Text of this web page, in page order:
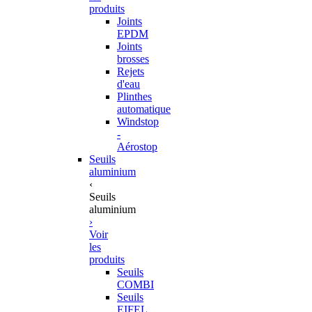
produits
Joints
EPDM
Joints
brosses
Rejets
d'eau
Plinthes
automatique
Windstop
-
Aérostop
Seuils
aluminium
‹
Seuils
aluminium
›
Voir
les
produits
Seuils
COMBI
Seuils
EIFEL